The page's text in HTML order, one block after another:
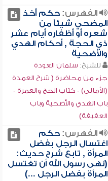
الفهرس:حكم أخذ
المضحي شيئاً من
شعره أو أظفاره أيام عشر
ذي الحجة , أحكام الهدي
والأضحية
للشيخ: سلمان العودة
جزء من محاضرة ( شرح العمدة
(الأمالي) - كتاب الحج والعمرة -
باب الهدي والأضحية وباب
العقيقة)
الفهرس:حكم
اغتسال الرجل بفضل
المرأة , تابع شرح حديث:
(نهى رسول الله أن تغتسل
المرأة بفضل الرجل ...)